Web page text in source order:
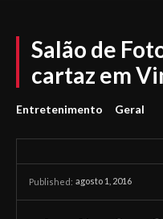
Salão de
cartaz em
Entretenimento Geral
Published: agosto 1, 2016